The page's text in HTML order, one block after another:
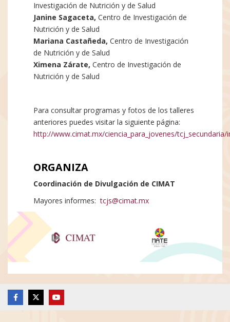
Investigación de Nutrición y de Salud
Janine Sagaceta, Centro de Investigación de
Nutrición y de Salud
Mariana Castañeda, Centro de Investigación
de Nutrición y de Salud
Ximena Zárate, Centro de Investigación de
Nutrición y de Salud
Para consultar programas y fotos de los talleres
anteriores puedes visitar la siguiente página:
http://www.cimat.mx/ciencia_para_jovenes/tcj_secundaria/
ORGANIZA
Coordinación de Divulgación de CIMAT
Mayores informes:tcjs@cimat.mx